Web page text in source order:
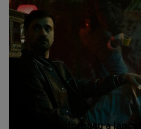
Liviu Teodorescu a